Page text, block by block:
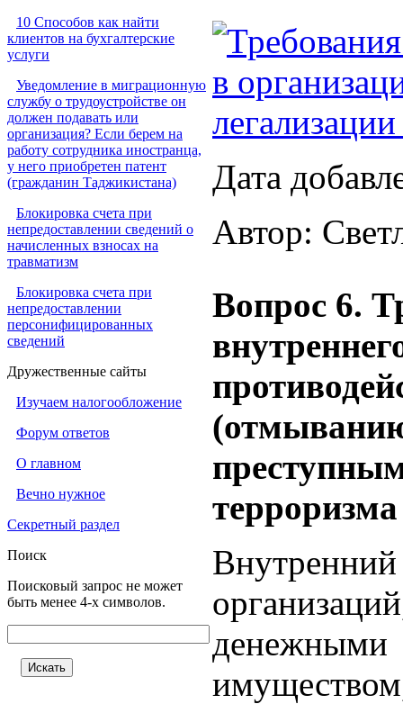
10 Способов как найти
клиентов на бухгалтерские
услуги
Уведомление в миграционную
службу о трудоустройстве он
должен подавать или
организация? Если берем на
работу сотрудника иностранца,
у него приобретен патент
(гражданин Таджикистана)
Блокировка счета при
непредоставлении сведений о
начисленных взносах на
травматизм
Блокировка счета при
непредоставлении
персонифицированных
сведений
Дружественные сайты
Изучаем налогообложение
Форум ответов
О главном
Вечно нужное
Секретный раздел
Поиск
Поисковый запрос не может
быть менее 4-х символов.
в
Дата
Автор:
Вопрос 6.
терроризма